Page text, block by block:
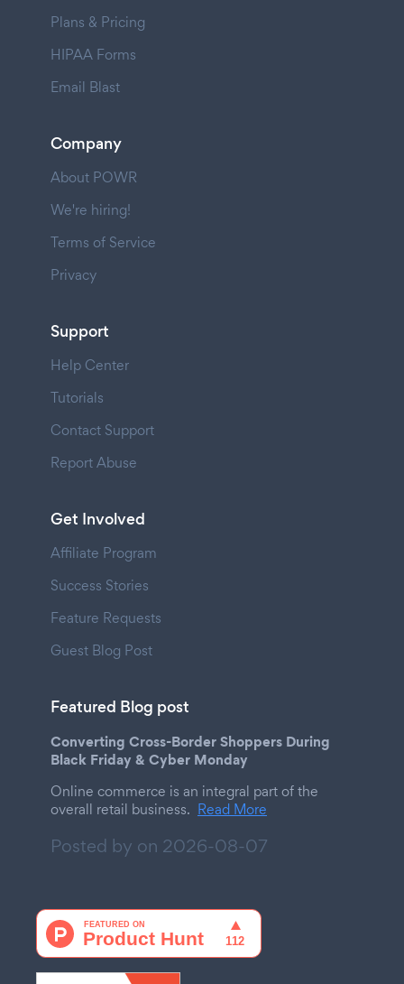
Plans & Pricing
HIPAA Forms
Email Blast
Company
About POWR
We're hiring!
Terms of Service
Privacy
Support
Help Center
Tutorials
Contact Support
Report Abuse
Get Involved
Affiliate Program
Success Stories
Feature Requests
Guest Blog Post
Featured Blog post
Converting Cross-Border Shoppers During
Black Friday & Cyber Monday
Online commerce is an integral part of the
overall retail business. Read More
Posted by on 2026-08-07